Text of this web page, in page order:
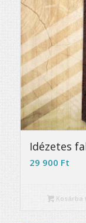
Idézetes
29 900 Ft
Kosárba